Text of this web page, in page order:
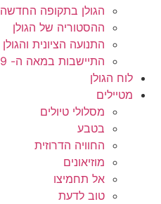
הגולן בתקופה החדשה
ההסטוריה של הגולן
התנועה הציונית והגולן
התיישבות במאה ה- 19
לוח הגולן
מטיילים
מסלולי טיולים
בטבע
החוויה הדרוזית
מוזיאונים
אל תחמיצו
טוב לדעת